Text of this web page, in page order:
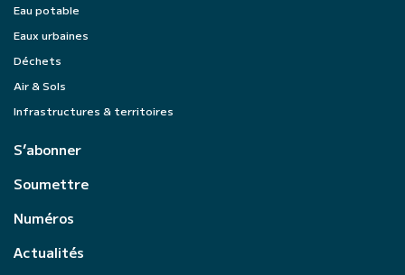
Eau potable
Eaux urbaines
Déchets
Air & Sols
Infrastructures & territoires
S’abonner
Soumettre
Numéros
Actualités